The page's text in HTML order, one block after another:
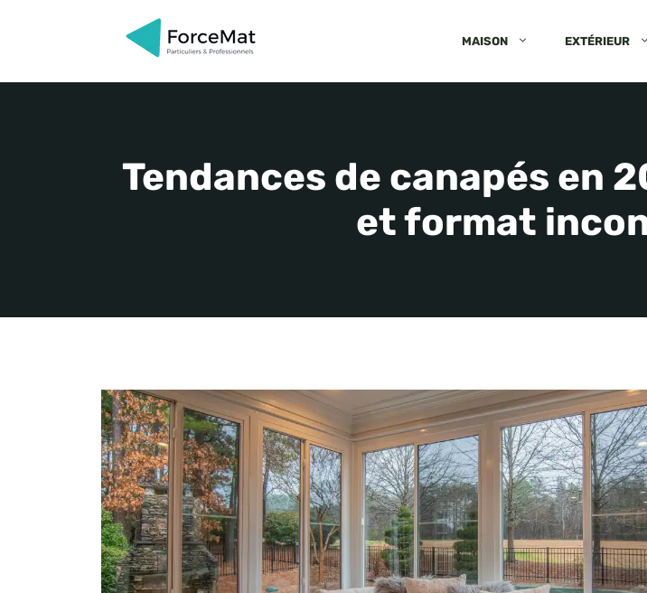
MAISON EXTÉRIEUR
Tendances de canapés en
et format